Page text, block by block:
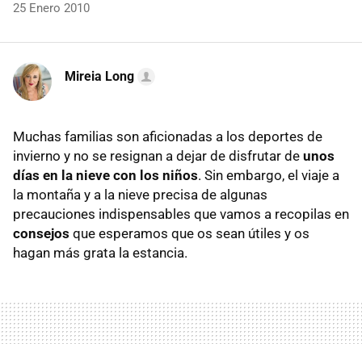
25 Enero 2010
Mireia Long
Muchas familias son aficionadas a los deportes de
invierno y no se resignan a dejar de disfrutar de unos
días en la nieve con los niños. Sin embargo, el viaje a
la montaña y a la nieve precisa de algunas
precauciones indispensables que vamos a recopilas en
consejos que esperamos que os sean útiles y os
hagan más grata la estancia.